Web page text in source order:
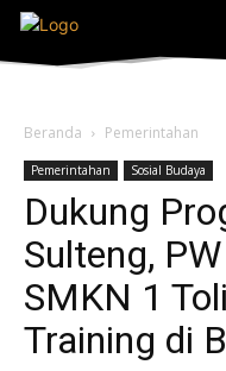
Beranda Pemerintahan
Pemerintahan Sosial Budaya
Dukung
Sulteng,
SMKN 1
Training di